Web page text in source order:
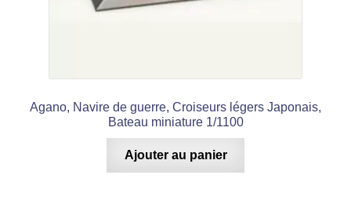
Agano, Navire de guerre, Croiseurs légers Japonais,
Bateau miniature 1/1100
Ajouter au panier